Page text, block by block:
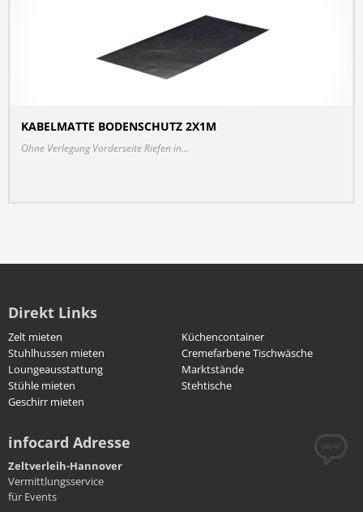
KABELMATTE BODENSCHUTZ 2X1M
Ohne Verlegung Vorderseite Riefen in...
Direkt Links
Zelt mieten
Küchencontainer
Stuhlhussen mieten
Cremefarbene Tischwäsche
Loungeausstattung
Marktstände
Stühle mieten
Stehtische
Geschirr mieten
infocard Adresse
Zeltverleih-Hannover
Vermittlungsservice
für Events